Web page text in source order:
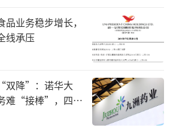
会和被保险人一同尽最大努
救援组织。另外，若因币种、
讯网络差等原因无法和当地
，京东安联可以协助垫付，先
展，客户可后续再返还垫付费
）
业务稳步增长，
线承压
双降”：诺华大
难“接棒”，四大